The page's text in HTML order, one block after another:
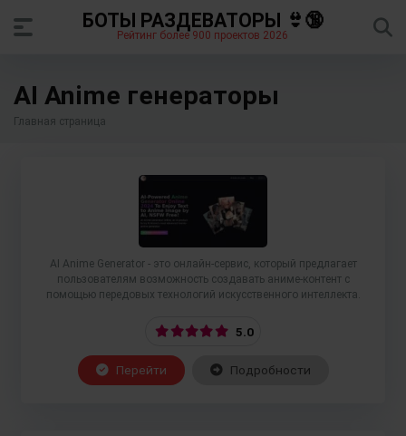
БОТЫ РАЗДЕВАТОРЫ 👙🔞
Рейтинг более 900 проектов 2026
AI Anime генераторы
Главная страница
AI Anime Generator - это онлайн-сервис, который предлагает
пользователям возможность создавать аниме-контент с
помощью передовых технологий искусственного интеллекта.
5.0
Перейти Подробности